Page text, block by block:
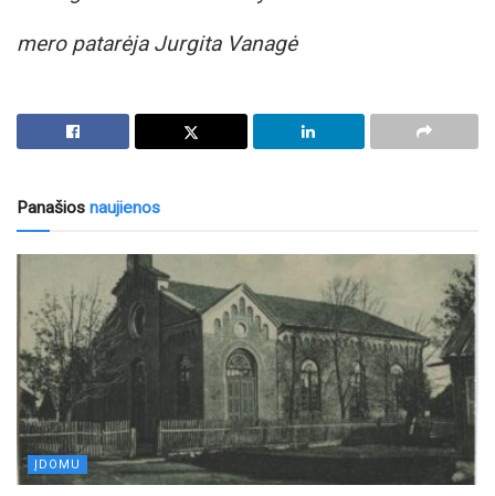
mero patarėja Jurgita Vanagė
Panašios naujienos
ĮDOMU